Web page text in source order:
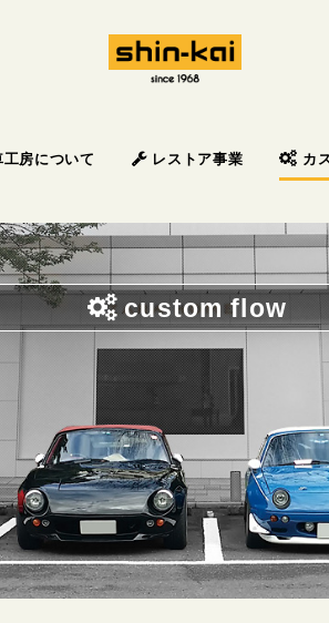
房について レストア事業 カ
custom flow